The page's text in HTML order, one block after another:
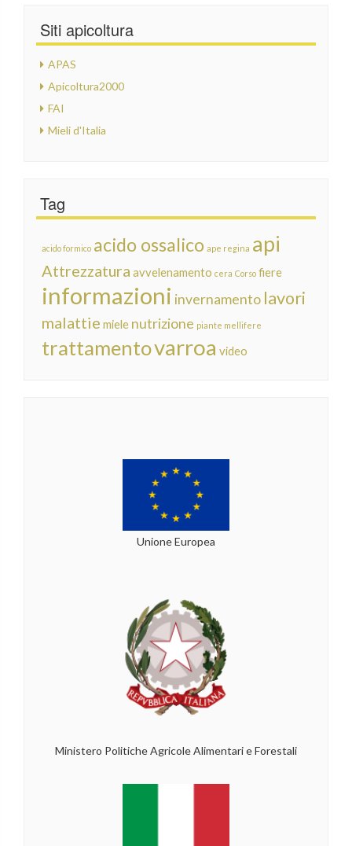
Siti apicoltura
APAS
Apicoltura2000
FAI
Mieli d'Italia
Tag
acido formico acido ossalico ape regina api
Attrezzatura avvelenamento cera Corso fiere
informazioni invernamento lavori
malattie miele nutrizione piante mellifere
trattamentovarroa video
Unione Europea
Ministero Politiche Agricole Alimentari e Forestali